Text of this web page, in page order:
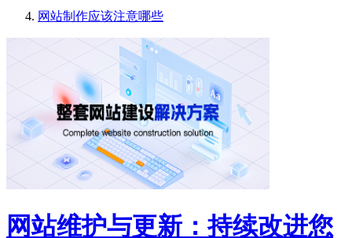
网站制作应该注意哪些
网站维护与更新：持续改进您